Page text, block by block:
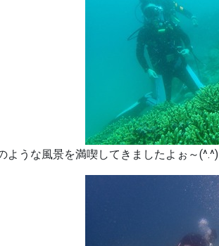
ような風景を満喫してきましたよぉ～(^.^)